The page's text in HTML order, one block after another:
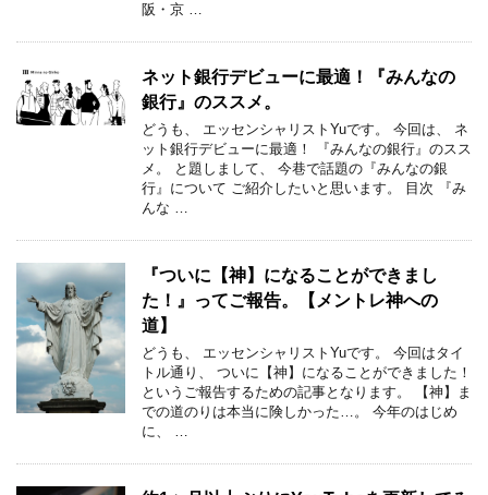
阪・京 …
ネット銀行デビューに最適！『みんなの
銀行』のススメ。
どうも、 エッセンシャリストYuです。 今回は、 ネ
ット銀行デビューに最適！ 『みんなの銀行』のスス
メ。 と題しまして、 今巷で話題の『みんなの銀
行』について ご紹介したいと思います。 目次 『み
んな …
『ついに【神】になることができまし
た！』ってご報告。【メントレ神への
道】
どうも、 エッセンシャリストYuです。 今回はタイ
トル通り、 ついに【神】になることができました！
というご報告するための記事となります。 【神】ま
での道のりは本当に険しかった…。 今年のはじめ
に、 …